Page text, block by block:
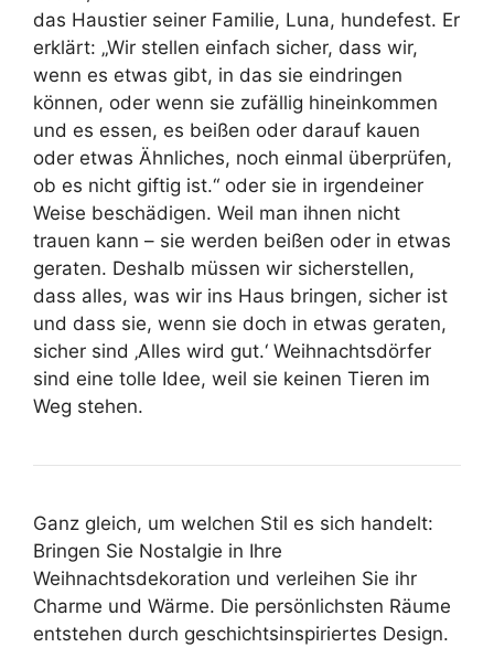
das Haustier seiner Familie, Luna, hundefest. Er
erklärt: „Wir stellen einfach sicher, dass wir,
wenn es etwas gibt, in das sie eindringen
können, oder wenn sie zufällig hineinkommen
und es essen, es beißen oder darauf kauen
oder etwas Ähnliches, noch einmal überprüfen,
ob es nicht giftig ist.“ oder sie in irgendeiner
Weise beschädigen. Weil man ihnen nicht
trauen kann – sie werden beißen oder in etwas
geraten. Deshalb müssen wir sicherstellen,
dass alles, was wir ins Haus bringen, sicher ist
und dass sie, wenn sie doch in etwas geraten,
sicher sind ‚Alles wird gut.‘ Weihnachtsdörfer
sind eine tolle Idee, weil sie keinen Tieren im
Weg stehen.
Ganz gleich, um welchen Stil es sich handelt:
Bringen Sie Nostalgie in Ihre
Weihnachtsdekoration und verleihen Sie ihr
Charme und Wärme. Die persönlichsten Räume
entstehen durch geschichtsinspiriertes Design.